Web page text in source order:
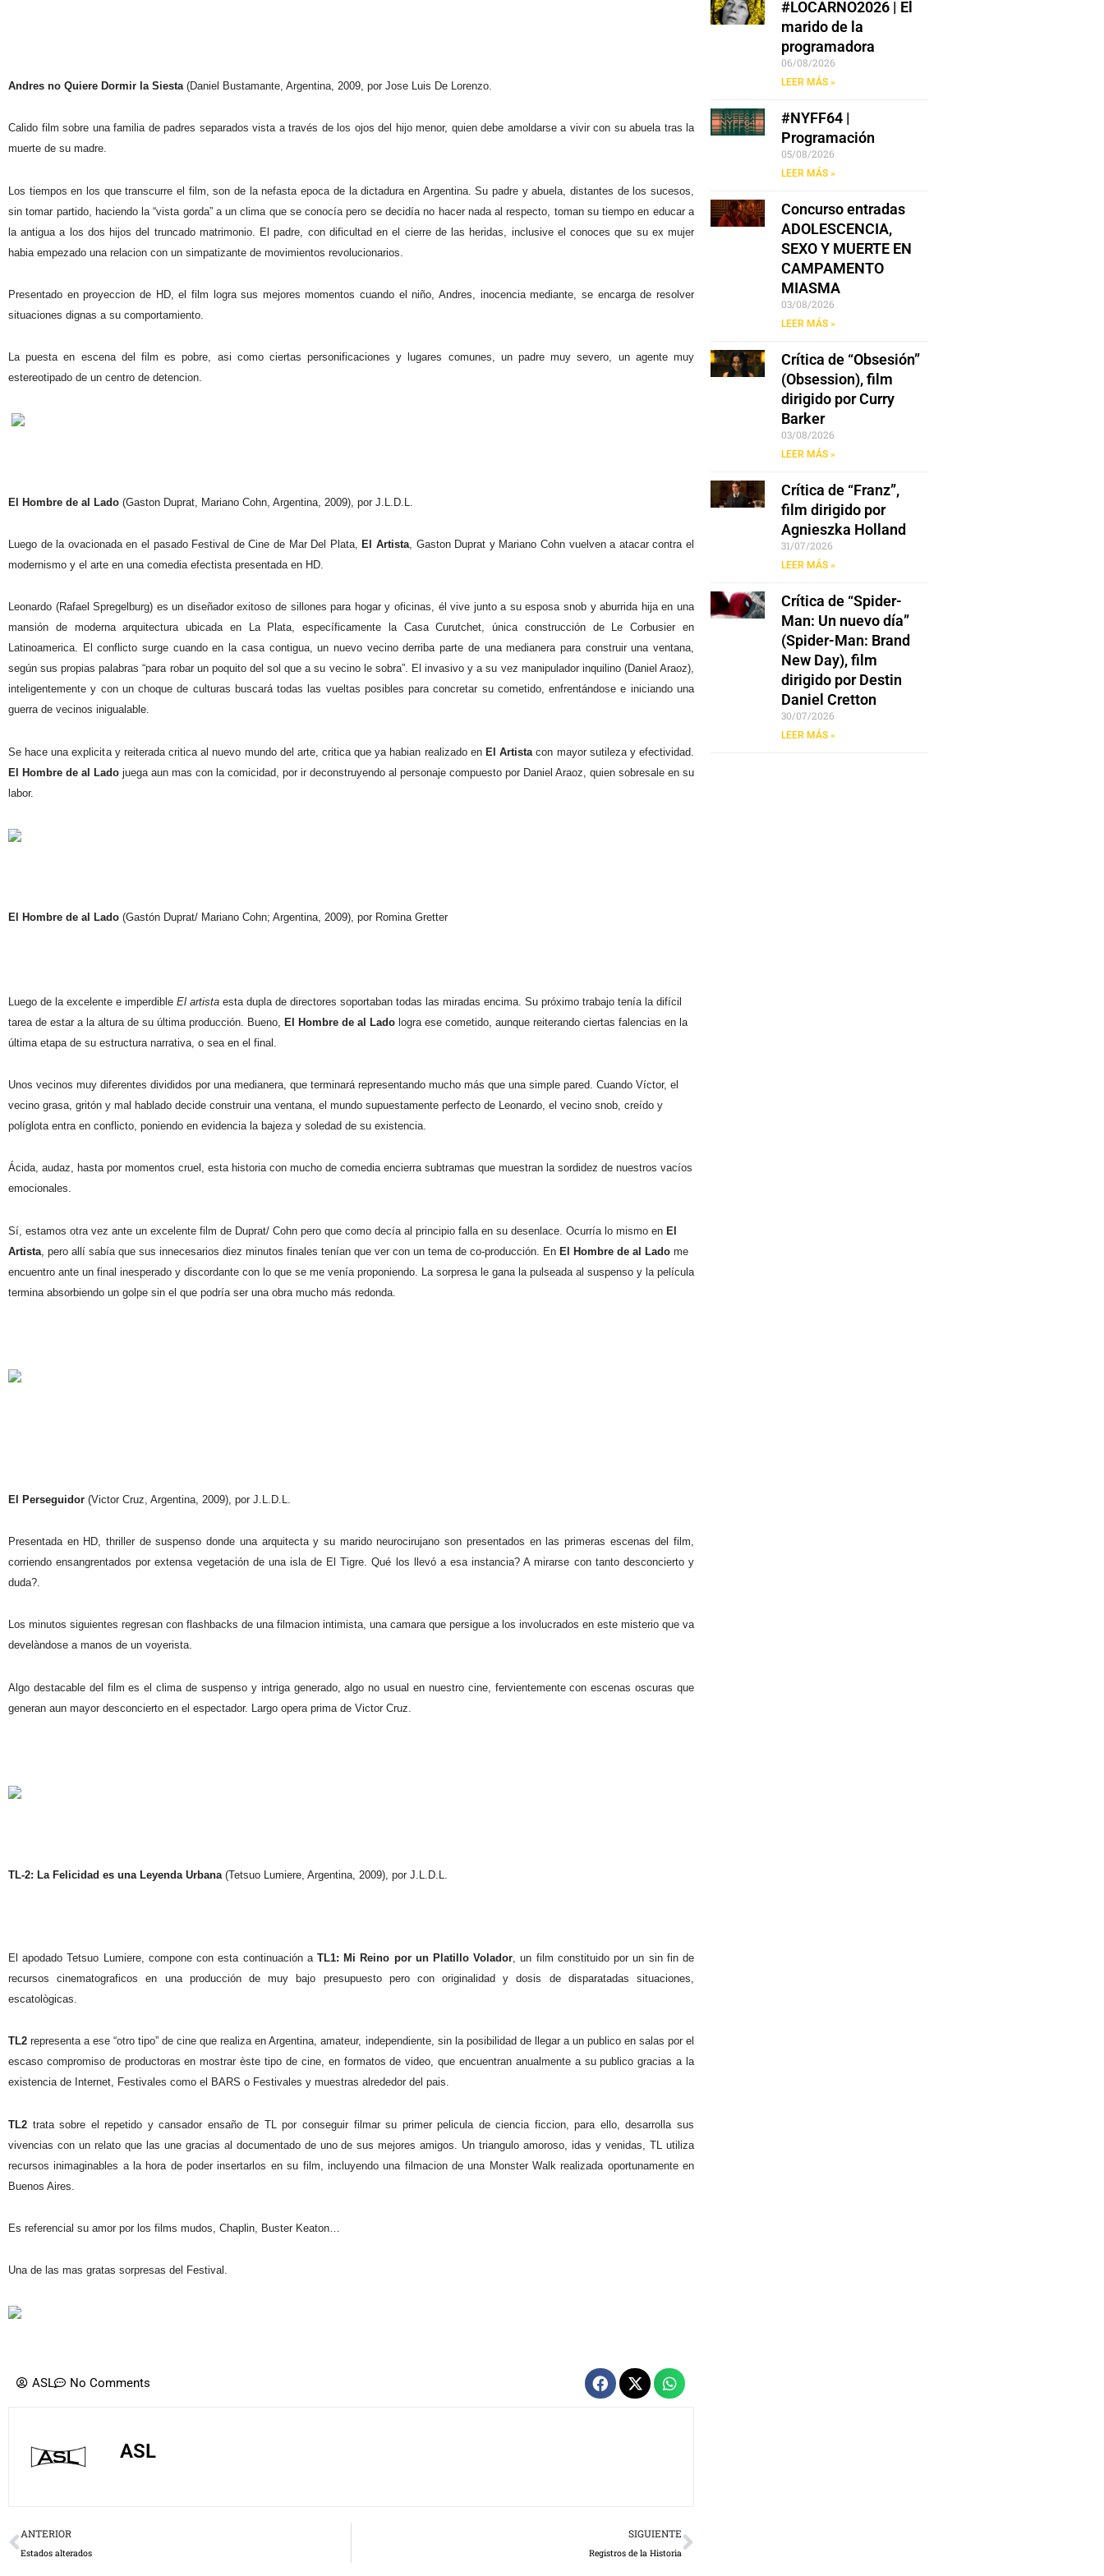
Andres no Quiere Dormir la Siesta(Daniel Bustamante, Argentina, 2009, por Jose Luis De Lorenzo.
Calido film sobre una familia de padres separados vista a través de los ojos del hijo menor, quien debe amoldarse a vivir con su abuela tras la
muerte de su madre.
Los tiempos en los que transcurre el film, son de la nefasta epoca de la dictadura en Argentina. Su padre y abuela, distantes de los sucesos,
sin tomar partido, haciendo la “vista gorda” a un clima que se conocía pero se decidía no hacer nada al respecto, toman su tiempo en educar a
la antigua a los dos hijos del truncado matrimonio. El padre, con dificultad en el cierre de las heridas, inclusive el conoces que su ex mujer
habia empezado una relacion con un simpatizante de movimientos revolucionarios.
Presentado en proyeccion de HD, el film logra sus mejores momentos cuando el niño, Andres, inocencia mediante, se encarga de resolver
situaciones dignas a su comportamiento.
La puesta en escena del film es pobre, asi como ciertas personificaciones y lugares comunes, un padre muy severo, un agente muy
estereotipado de un centro de detencion.
El Hombre de al Lado (Gaston Duprat, Mariano Cohn, Argentina, 2009), por J.L.D.L.
Luego de la ovacionada en el pasado Festival de Cine de Mar Del Plata, El Artista, Gaston Duprat y Mariano Cohn vuelven a atacar contra el
modernismo y el arte en una comedia efectista presentada en HD.
Leonardo (Rafael Spregelburg) es un diseñador exitoso de sillones para hogar y oficinas, él vive junto a su esposa snob y aburrida hija en una
mansión de moderna arquitectura ubicada en La Plata, específicamente la Casa Curutchet, única construcción de Le Corbusier en
Latinoamerica. El conflicto surge cuando en la casa contigua, un nuevo vecino derriba parte de una medianera para construir una ventana,
según sus propias palabras “para robar un poquito del sol que a su vecino le sobra”. El invasivo y a su vez manipulador inquilino (Daniel Araoz),
inteligentemente y con un choque de culturas buscará todas las vueltas posibles para concretar su cometido, enfrentándose e iniciando una
guerra de vecinos inigualable.
Se hace una explicita y reiterada critica al nuevo mundo del arte, critica que ya habian realizado en El Artista con mayor sutileza y efectividad.
El Hombre de al Lado juega aun mas con la comicidad, por ir deconstruyendo al personaje compuesto por Daniel Araoz, quien sobresale en su
labor.
El Hombre de al Lado (Gastón Duprat/ Mariano Cohn; Argentina, 2009), por Romina Gretter
Luego de la excelente e imperdible El artista esta dupla de directores soportaban todas las miradas encima. Su próximo trabajo tenía la difícil
tarea de estar a la altura de su última producción. Bueno,
El Hombre de al Lado logra ese cometido, aunque reiterando ciertas falencias en la
última etapa de su estructura narrativa, o sea en el final.
Unos vecinos muy diferentes divididos por una medianera, que terminará representando mucho más que una simple pared. Cuando Víctor, el
vecino grasa, gritón y mal hablado decide construir una ventana, el mundo supuestamente perfecto de Leonardo, el vecino snob, creído y
políglota entra en conflicto, poniendo en evidencia la bajeza y soledad de su existencia.
Ácida, audaz, hasta por momentos cruel, esta historia con mucho de comedia encierra subtramas que muestran la sordidez de nuestros vacíos
emocionales.
Sí, estamos otra vez ante un excelente film de Duprat/ Cohn pero que como decía al principio falla en su desenlace. Ocurría lo mismo en El
Artista , pero allí sabía que sus innecesarios diez minutos finales tenían que ver con un tema de co-producción. En El Hombre de al Lado me
encuentro ante un final inesperado y discordante con lo que se me venía proponiendo. La sorpresa le gana la pulseada al suspenso y la película
termina absorbiendo un golpe sin el que podría ser una obra mucho más redonda.
El Perseguidor (Victor Cruz, Argentina, 2009), por J.L.D.L.
Presentada en HD, thriller de suspenso donde una arquitecta y su marido neurocirujano son presentados en las primeras escenas del film,
corriendo ensangrentados por extensa vegetación de una isla de El Tigre. Qué los llevó a esa instancia? A mirarse con tanto desconcierto y
duda?.
Los minutos siguientes regresan con flashbacks de una filmacion intimista, una camara que persigue a los involucrados en este misterio que va
develàndose a manos de un voyerista.
Algo destacable del film es el clima de suspenso y intriga generado, algo no usual en nuestro cine, fervientemente con escenas oscuras que
generan aun mayor desconcierto en el espectador. Largo opera prima de Victor Cruz.
TL-2: La Felicidad es una Leyenda Urbana (Tetsuo Lumiere, Argentina, 2009), por J.L.D.L.
El apodado Tetsuo Lumiere, compone con esta continuación a TL1: Mi Reino por un Platillo Volador, un film constituido por un sin fin de
recursos cinematograficos en una producción de muy bajo presupuesto pero con originalidad y dosis de disparatadas situaciones,
escatològicas.
TL2 representa a ese “otro tipo” de cine que realiza en Argentina, amateur, independiente, sin la posibilidad de llegar a un publico en salas por el
escaso compromiso de productoras en mostrar èste tipo de cine, en formatos de video, que encuentran anualmente a su publico gracias a la
existencia de Internet, Festivales como el BARS o Festivales y muestras alrededor del pais.
TL2 trata sobre el repetido y cansador ensaño de TL por conseguir filmar su primer pelicula de ciencia ficcion, para ello, desarrolla sus
vivencias con un relato que las une gracias al documentado de uno de sus mejores amigos. Un triangulo amoroso, idas y venidas, TL utiliza
recursos inimaginables a la hora de poder insertarlos en su film, incluyendo una filmacion de una Monster Walk realizada oportunamente en
Buenos Aires.
Es referencial su amor por los films mudos, Chaplin, Buster Keaton…
Una de las mas gratas sorpresas del Festival.
ASL No Comments
ASL
Prev
ANTERIOR
Estados alterados
SIGUIENTE
Registros de la Historia
Next
#LOCARNO2026 | El
marido de la
programadora
06/08/2026
LEER MÁS »
#NYFF64 |
Programación
05/08/2026
LEER MÁS »
Concurso entradas
ADOLESCENCIA,
SEXO Y MUERTE EN
CAMPAMENTO
MIASMA
03/08/2026
LEER MÁS »
Crítica de “Obsesión”
(Obsession), film
dirigido por Curry
Barker
03/08/2026
LEER MÁS »
Crítica de “Franz”,
film dirigido por
Agnieszka Holland
31/07/2026
LEER MÁS »
Crítica de “Spider-
Man: Un nuevo día”
(Spider-Man: Brand
New Day), film
dirigido por Destin
Daniel Cretton
30/07/2026
LEER MÁS »